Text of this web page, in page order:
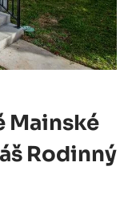
Mainské
Rodinný